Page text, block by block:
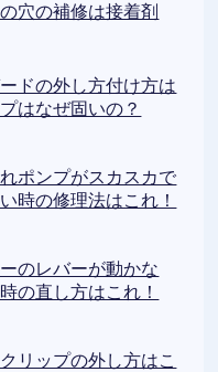
穴の補修は接着剤
ドの外し方付け方は
はなぜ固いの？
ポンプがスカスカで
時の修理法はこれ！
のレバーが動かな
の直し方はこれ！
リップの外し方はこ